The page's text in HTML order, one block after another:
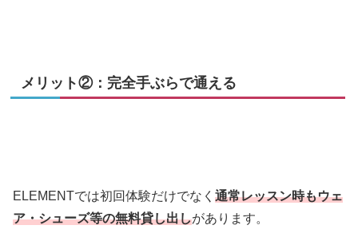
メリット②：完全手ぶらで通える
ELEMENTでは初回体験だけでなく 通常レッスン時もウェ
ア・シューズ等の無料貸し出しがあります。